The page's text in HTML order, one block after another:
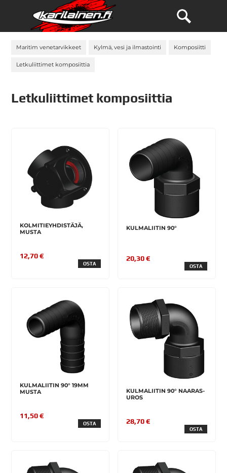
Maritim venetarvikkeet Kylmä, vesi ja ilmastointi Komposiitti
Letkuliittimet komposiittia
Letkuliittimet komposiittia
KOLMITIEYHDISTÄJÄ,
MUSTA
12,70 €
OSTA
KULMALIITIN 90°
20,30 €
OSTA
KULMALIITIN 90° 19MM
MUSTA
11,50 €
OSTA
KULMALIITIN 90° NAARAS-
UROS
28,70 €
OSTA